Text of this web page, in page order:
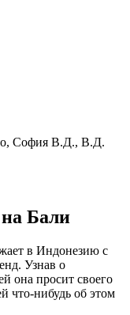
София В.Д., В.Д.
Бали
в Индонезию с
Узнав о
она просит своего
что-нибудь об этом